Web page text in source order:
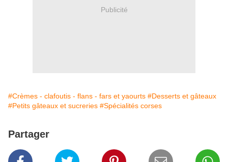
Publicité
#Crèmes - clafoutis - flans - fars et yaourts #Desserts et gâteaux
#Petits gâteaux et sucreries #Spécialités corses
Partager